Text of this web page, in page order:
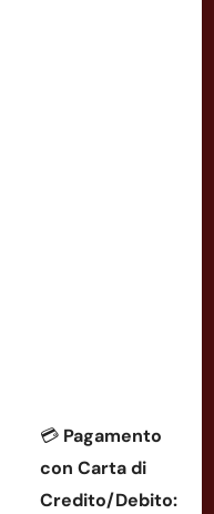
💳 Pagamento
con Carta di
Credito/Debito: